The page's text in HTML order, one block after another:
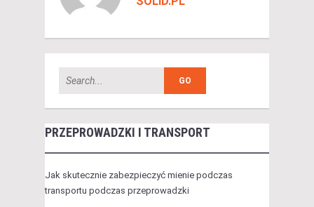
PRZEPROWADZKI I TRANSPORT
Jak skutecznie zabezpieczyć mienie podczas
transportu podczas przeprowadzki